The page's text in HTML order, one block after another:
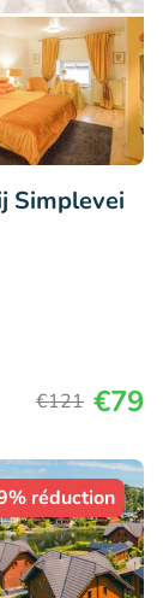
Simplevei
€121 €79
réduction